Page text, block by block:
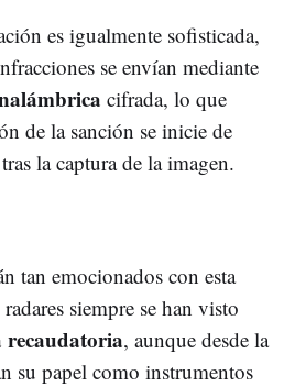
es igualmente sofisticada,
se envían mediante
cifrada, lo que
de la sanción se inicie de
la captura de la imagen.
tan emocionados con esta
siempre se han visto
, aunque desde la
su papel como instrumentos